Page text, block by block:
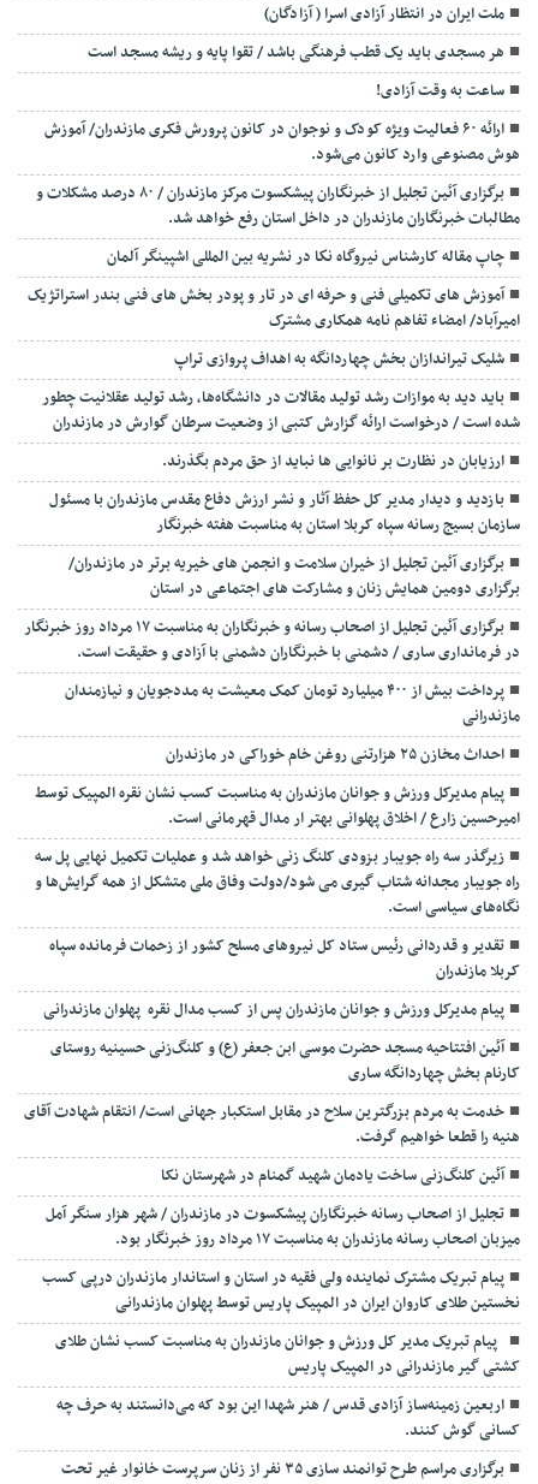
ملت ایران در انتظار آزادی اسرا ( آزادگان)
هر مسجدی باید یک قطب فرهنگی باشد / تقوا پایه و ریشه مسجد است
ساعت به وقت آزادی!
ارائه ۶۰ فعالیت ویژه کودک و نوجوان در کانون پرورش فکری مازندران/ آموزش
هوش مصنوعی وارد کانون می‌شود.
برگزاری آئین تجلیل از خبرنگاران پیشکسوت مرکز مازندران / ۸۰ درصد مشکلات و
مطالبات خبرنگاران مازندران در داخل استان رفع خواهد شد.
چاپ مقاله کارشناس نيروگاه نكا در نشریه بین المللی اشپینگر آلمان
آموزش های تکمیلی فنی و حرفه ای در تار و پودر بخش های فنی بندر استراتژیک
امیرآباد/ امضاء تفاهم نامه همکاری مشترک
شلیک تیراندازان بخش چهاردانگه به اهداف پروازی تراپ
باید دید به موازات رشد تولید مقالات در دانشگاه‌ها، رشد تولید عقلانیت چطور
شده است / درخواست ارائه گزارش کتبی از وضعیت سرطان گوارش در مازندران
ارزیابان در نظارت بر نانوایی ها نباید از حق مردم بگذرند.
بازدید و دیدار مدیر کل حفظ آثار و نشر ارزش دفاع مقدس مازندران با مسئول
سازمان بسیج رسانه سپاه کربلا استان به مناسبت هفته خبرنگار
برگزاری آئین تجلیل از خیران سلامت و انجمن های خیریه برتر در مازندران/
برگزاری دومین همایش زنان و مشارکت های اجتماعی در استان
برگزاری آئین تجلیل از اصحاب رسانه و خبرنگاران به مناسبت ۱۷ مرداد روز خبرنگار
در فرمانداری ساری / دشمنی با خبرنگاران دشمنی با آزادی و حقیقت است.
پرداخت بیش از ۴۰۰ میلیارد تومان کمک معیشت به مددجویان و نیازمندان
مازندرانی
احداث مخازن ۲۵ هزارتنی روغن خام خوراکی در مازندران
پیام مدیرکل ورزش و جوانان مازندران به مناسبت کسب نشان نقره المپیک توسط
امیرحسین زارع / اخلاق پهلوانی بهتر ار مدال قهرمانی است.
زیرگذر سه راه جویبار بزودی کلنگ زنی خواهد شد و عملیات تکمیل نهایی پل سه
راه جویبار مجدانه شتاب گیری می شود/دولت وفاق ملی متشکل از همه گرایش‌ها و
نگاه‌های سیاسی است.
تقدیر و قدردانی رئیس ستاد کل نیرو‌های مسلح کشور از زحمات فرمانده سپاه
کربلا مازندران
پیام مدیرکل ورزش و جوانان مازندران پس از کسب مدال نقره پهلوان مازندرانی
آئین افتتاحیه مسجد حضرت موسی ابن جعفر (ع) و کلنگ‌زنی حسینیه روستای
کارنام بخش چهاردانگه ساری
خدمت به مردم بزرگترین سلاح در مقابل استکبار جهانی است/ انتقام شهادت آقای
هنیه را قطعا خواهیم گرفت.
آئین کلنگ‌زنی ساخت یادمان شهید گمنام در شهرستان نکا
تجلیل از اصحاب رسانه خبرنگاران پیشکسوت در مازندران / شهر هزار سنگر آمل
میزبان اصحاب رسانه مازندران به مناسبت ۱۷ مرداد روز خبرنگار بود.
پیام تبریک مشترک نماینده ولی فقیه در استان و استاندار مازندران درپی کسب
نخستین طلای کاروان ایران در المپیک پاریس توسط پهلوان مازندرانی
‍ ‍ پیام تبریک مدیر کل ورزش و جوانان مازندران به مناسبت کسب نشان طلای
کشتی گیر مازندرانی در المپیک پاریس
اربعین زمینه‌ساز آزادی قدس / هنر شهدا این بود که می‌دانستند به حرف چه
کسانی گوش کنند.
برگزاری مراسم طرح توانمند سازی ۳۵ نفر از زنان سرپرست خانوار غیر تحت